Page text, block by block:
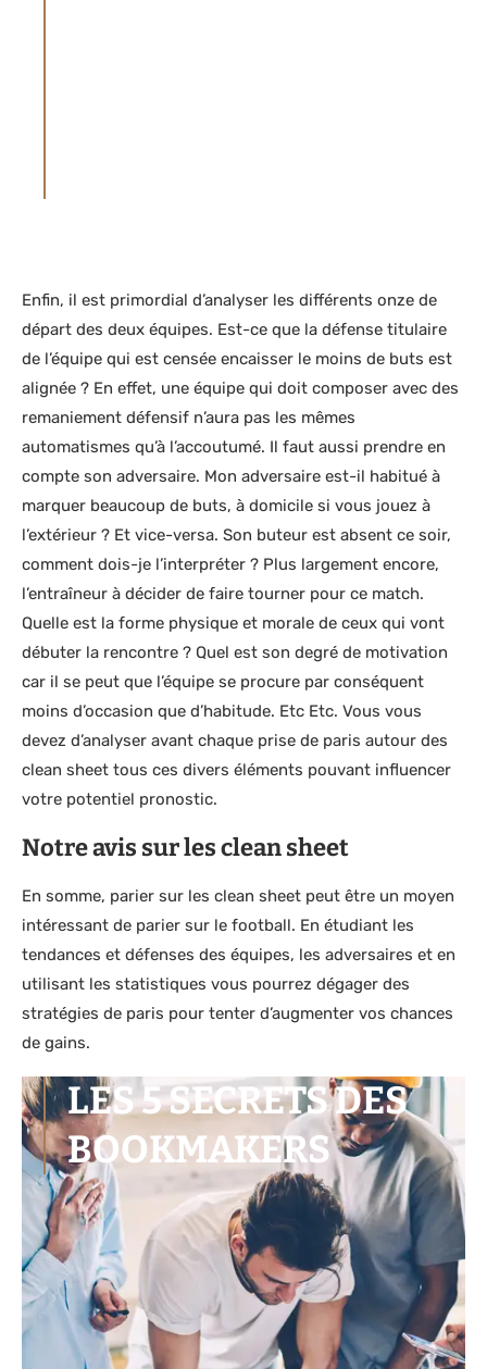
Enfin, il est primordial d’analyser les différents onze de
départ des deux équipes. Est-ce que la défense titulaire
de l’équipe qui est censée encaisser le moins de buts est
alignée ? En effet, une équipe qui doit composer avec des
remaniement défensif n’aura pas les mêmes
automatismes qu’à l’accoutumé. Il faut aussi prendre en
compte son adversaire. Mon adversaire est-il habitué à
marquer beaucoup de buts, à domicile si vous jouez à
l’extérieur ? Et vice-versa. Son buteur est absent ce soir,
comment dois-je l’interpréter ? Plus largement encore,
l’entraîneur à décider de faire tourner pour ce match.
Quelle est la forme physique et morale de ceux qui vont
débuter la rencontre ? Quel est son degré de motivation
car il se peut que l’équipe se procure par conséquent
moins d’occasion que d’habitude. Etc Etc. Vous vous
devez d’analyser avant chaque prise de paris autour des
clean sheet tous ces divers éléments pouvant influencer
votre potentiel pronostic.
Notre avis sur les clean sheet
En somme, parier sur les clean sheet peut être un moyen
intéressant de parier sur le football. En étudiant les
tendances et défenses des équipes, les adversaires et en
utilisant les statistiques vous pourrez dégager des
stratégies de paris pour tenter d’augmenter vos chances
de gains.
LES 5 SECRETS DES
BOOKMAKERS